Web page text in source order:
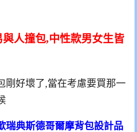
人撞包,中性款男女生皆
剛好壞了,當在考慮要買那一
瑞典斯德哥爾摩背包設計品